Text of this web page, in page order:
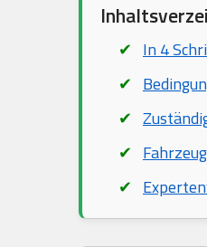
In 4